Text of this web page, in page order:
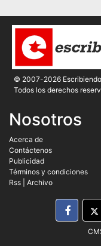
© 2007-2026
Todos los derechos
Nosotros
Acerca de
Contáctenos
Publicidad
Términos y condiciones
Rss
Archivo